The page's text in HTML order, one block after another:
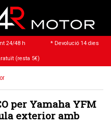
24/48 h * Devolució 14 dies
(resta 5€)
per Yamaha YFM
exterior amb